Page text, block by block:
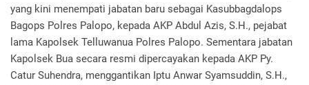
yang kini menempati jabatan baru sebagai Kasubbagdalops
Bagops Polres Palopo, kepada AKP Abdul Azis, S.H., pejabat
lama Kapolsek Telluwanua Polres Palopo. Sementara jabatan
Kapolsek Bua secara resmi dipercayakan kepada AKP Py.
Catur Suhendra, menggantikan Iptu Anwar Syamsuddin, S.H.,